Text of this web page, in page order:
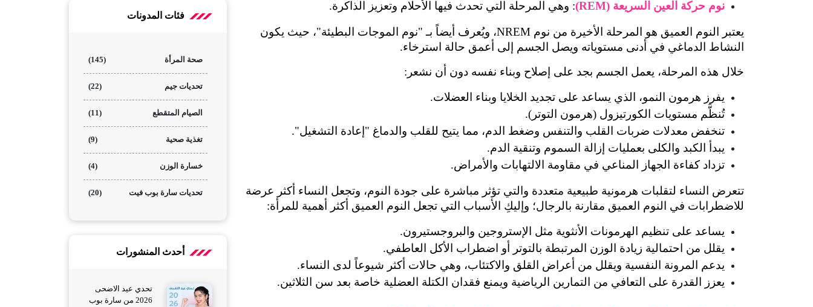
نوم حركة العين السريعة (REM)
: وهي المرحلة التي تحدث فيها الأحلام وتعزيز الذاكرة.
النشاط الدماغي في أدنى مستوياته ويصل الجسم إلى أعمق حالة استرخاء.
خلال هذه المرحلة، يعمل الجسم بجد على إصلاح وبناء نفسه دون أن نشعر:
يفرز هرمون النمو، الذي يساعد على تجديد الخلايا وبناء العضلات.
تُنظَّم مستويات الكورتيزول (هرمون التوتر).
تنخفض معدلات ضربات القلب والتنفس وضغط الدم، مما يتيح للقلب والدماغ "إعادة التشغيل".
يبدأ الكبد والكلى بعمليات إزالة السموم وتنقية الدم.
تزداد كفاءة الجهاز المناعي في مقاومة الالتهابات والأمراض.
للاضطرابات في النوم العميق مقارنة بالرجال؛ وإليكِ الأسباب التي تجعل النوم العميق أكثر أهمية للمرأة:
يساعد على تنظيم الهرمونات الأنثوية مثل الإستروجين والبروجستيرون.
يقلل من احتمالية زيادة الوزن المرتبطة بالتوتر أو اضطراب الأكل العاطفي.
يدعم المرونة النفسية ويقلل من أعراض القلق والاكتئاب، وهي حالات أكثر شيوعاً لدى النساء.
يعزز القدرة على التعافي من التمارين الرياضية ويمنع فقدان الكتلة العضلية خاصة بعد سن الثلاثين.
فئات المدونات
صحة المرأة (145)
تحديات جيم (22)
الصيام المتقطع (11)
تغذية صحية (9)
خسارة الوزن (4)
تحديات سارة بوب فيت (20)
أحدث المنشورات
تحدي عيد الاضحى
2026 من سارة بوب